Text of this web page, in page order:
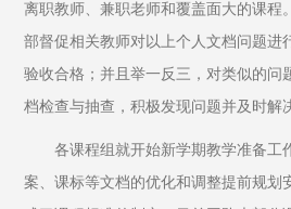
离职教师、兼职老师和覆盖面大的课程
部督促相关教师对以上个人文档问题进
验收合格；并且举一反三，对类似的问
档检查与抽查，积极发现问题并及时解
各课程组就开始新学期教学准备工
案、课标等文档的优化和调整提前规划